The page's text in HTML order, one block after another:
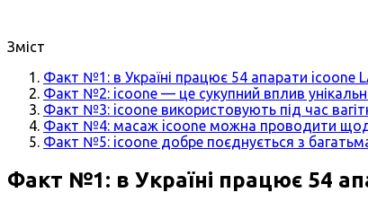
Зміст
Факт №1: в Україні працює 54 апарати icoone
Факт №2: icoone — це сукупний вплив
Факт №3: icoone використовують під час
Факт №4: масаж icoone можна проводити
Факт №5: icoone добре поєднується з
Факт №1: в Україні працює 54